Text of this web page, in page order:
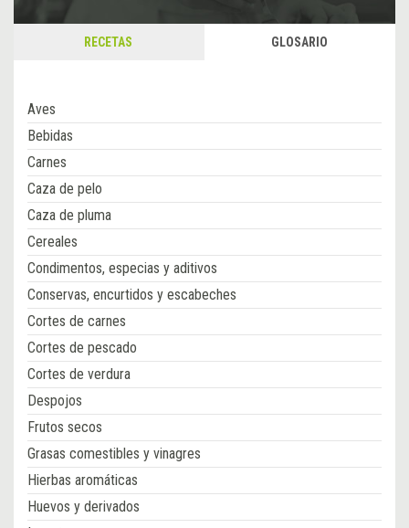
RECETAS GLOSARIO
Aves
Bebidas
Carnes
Caza de pelo
Caza de pluma
Cereales
Condimentos, especias y aditivos
Conservas, encurtidos y escabeches
Cortes de carnes
Cortes de pescado
Cortes de verdura
Despojos
Frutos secos
Grasas comestibles y vinagres
Hierbas aromáticas
Huevos y derivados